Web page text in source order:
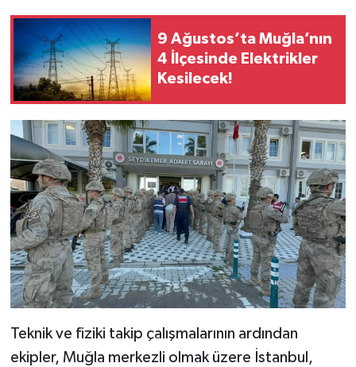
9 Ağustos’ta Muğla’nın
4 İlçesinde Elektrikler
Kesilecek!
Teknik ve fiziki takip çalışmalarının ardından
ekipler, Muğla merkezli olmak üzere İstanbul,